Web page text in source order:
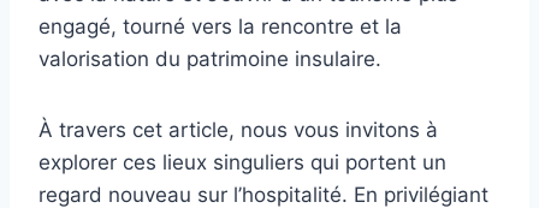
engagé, tourné vers la rencontre et la
valorisation du patrimoine insulaire.
À travers cet article, nous vous invitons à
explorer ces lieux singuliers qui portent un
regard nouveau sur l’hospitalité. En privilégiant